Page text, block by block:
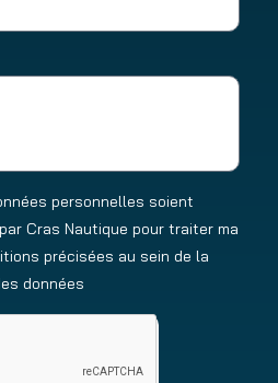
personnelles soient
Cras Nautique pour traiter ma
précisées au sein de la
données